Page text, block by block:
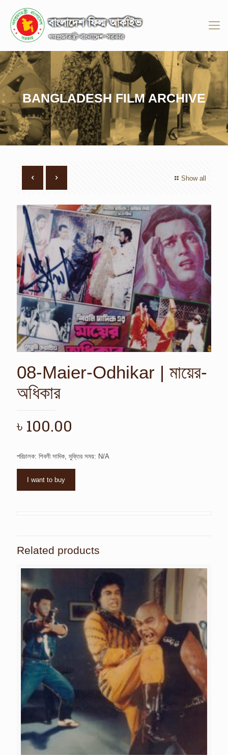
BANGLADESH FILM ARCHIVE
Show all
08-Maier-Odhikar | মায়ের-
অধিকার
৳ 100.00
পরিচালক: শিবলী সাদিক, মুক্তির সময়: N/A
I want to buy
Related products